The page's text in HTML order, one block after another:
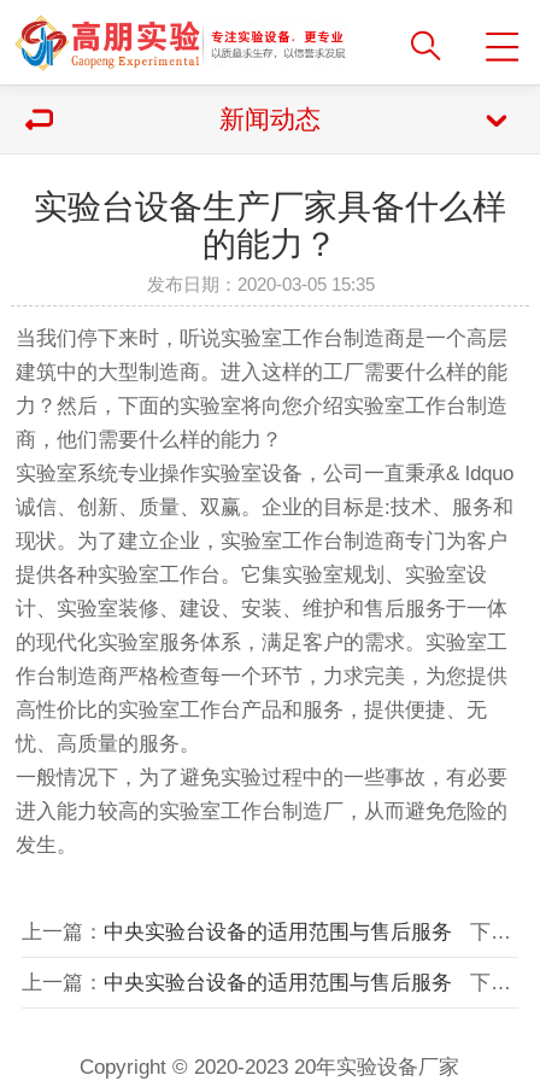
新闻动态
实验台设备生产厂家具备什么样
的能力？
发布日期：2020-03-05 15:35
当我们停下来时，听说实验室工作台制造商是一个高层
建筑中的大型制造商。进入这样的工厂需要什么样的能
力？然后，下面的实验室将向您介绍实验室工作台制造
商，他们需要什么样的能力？
实验室系统专业操作实验室设备，公司一直秉承& ldquo
诚信、创新、质量、双赢。企业的目标是:技术、服务和
现状。为了建立企业，实验室工作台制造商专门为客户
提供各种实验室工作台。它集实验室规划、实验室设
计、实验室装修、建设、安装、维护和售后服务于一体
的现代化实验室服务体系，满足客户的需求。实验室工
作台制造商严格检查每一个环节，力求完美，为您提供
高性价比的实验室工作台产品和服务，提供便捷、无
忧、高质量的服务。
一般情况下，为了避免实验过程中的一些事故，有必要
进入能力较高的实验室工作台制造厂，从而避免危险的
发生。
上一篇： 中央实验台设备的适用范围与售后服务 下一篇：
上一篇： 中央实验台设备的适用范围与售后服务 下一篇：
Copyright © 2020-2023 20年实验设备厂家